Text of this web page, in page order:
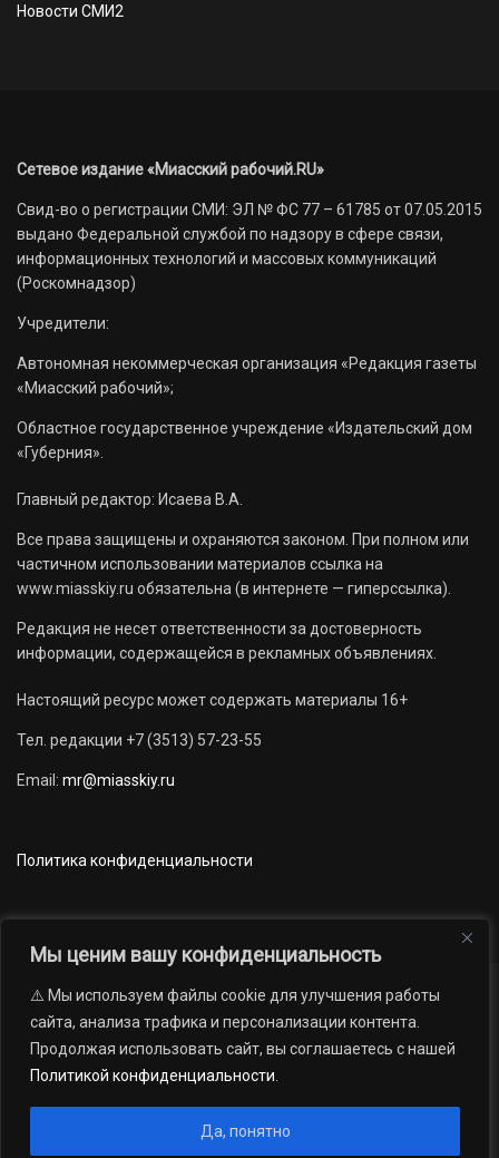
Мы ценим вашу конфиденциальность
⚠️ Мы используем файлы cookie для улучшения работы
сайта, анализа трафика и персонализации контента.
Продолжая использовать сайт, вы соглашаетесь с нашей
Политикой конфиденциальности
Да, понятно
Новости СМИ2
Сетевое издание «Миасский рабочий.RU»
Свид-во о регистрации СМИ: ЭЛ № ФС 77 – 61785 от 07.05.2015
выдано Федеральной службой по надзору в сфере связи,
информационных технологий и массовых коммуникаций
(Роскомнадзор)
Учредители:
Автономная некоммерческая организация «Редакция газеты
«Миасский рабочий»;
Областное государственное учреждение «Издательский дом
«Губерния».
Главный редактор: Исаева В.А.
Все права защищены и охраняются законом. При полном или
частичном использовании материалов ссылка на
www.miasskiy.ru обязательна (в интернете — гиперссылка).
Редакция не несет ответственности за достоверность
информации, содержащейся в рекламных объявлениях.
Настоящий ресурс может содержать материалы 16+
Тел. редакции +7 (3513) 57-23-55
Email: mr@miasskiy.ru
Политика конфиденциальности
Новости Наши проекты
Официально
АРХИВ
16+
газеты «Миасский рабочий»; Областное государственное учреждение
«Издательский дом «Губерния». Все права защищены.
Андрей Петрович Попов